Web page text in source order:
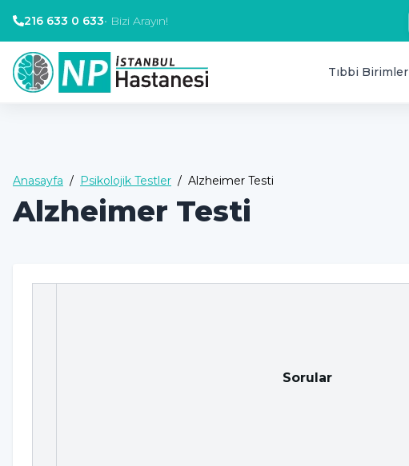
216 633 0 633• Bizi Arayın!
Tıbbi Birimler
Anasayfa / Psikolojik Testler / Alzheimer Testi
Alzheimer Testi
Sorular